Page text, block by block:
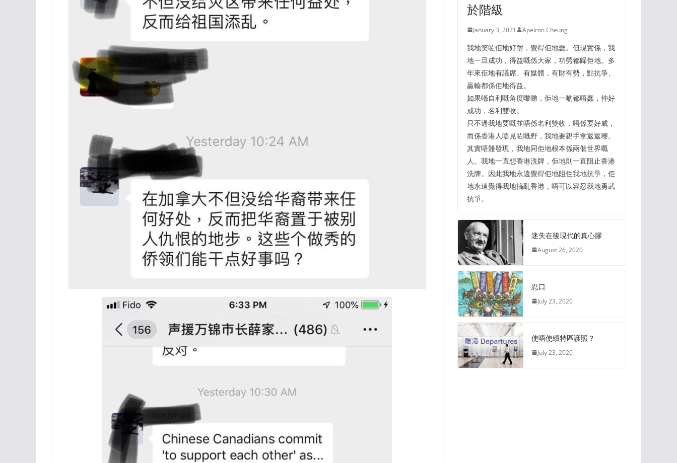
於階級
January 3, 2021 Apeiron Cheung
我地笑咗佢地好耐，覺得佢地蠢。但現實係，我
地一旦成功，得益嘅係大家，功勞都歸佢地。多
年來佢地有議席、有媒體，有財有勢，點抗爭、
贏輸都係佢地得益。
如果喺自利嘅角度嚟睇，佢地一啲都唔蠢，仲好
成功，名利雙收。
只不過我地要嘅並唔係名利雙收，唔係要好威，
而係香港人唔見咗嘅野，我地要親手拿返返嚟。
其實唔難發現，我地同佢地根本係兩個世界嘅
人。我地一直想香港洗牌，佢地則一直阻止香港
洗牌。因此我地永遠覺得佢地阻住我地抗爭，佢
地永遠覺得我地搞亂香港，唔可以容忍我地勇武
抗爭。
迷失在後現代的真心膠
August 26, 2020
忍口
July 23, 2020
使唔使續特區護照？
July 23, 2020